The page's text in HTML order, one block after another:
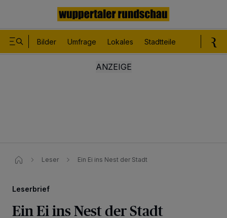
Bilder Umfrage Lokales Stadtteile
Leser Ein Ei ins Nest der Stadt
Leserbrief
Ein Ei ins Nest der Stadt